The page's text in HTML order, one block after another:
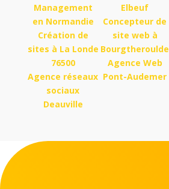
Management
en Normandie
Création de
sites à La Londe
76500
Agence réseaux
sociaux
Deauville
Elbeuf
Concepteur de
site web à
Bourgtheroulde
Agence Web
Pont-Audemer